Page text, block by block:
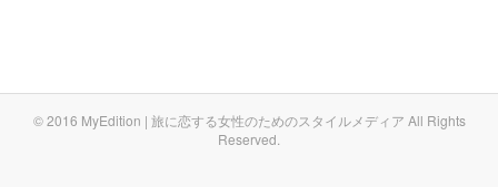
© 2016 MyEdition | 旅に恋する女性のためのスタイルメディア All Rights
Reserved.